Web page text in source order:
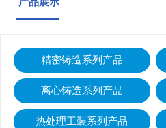
精密铸造系列产品
离心铸造系列产品
热处理工装系列产品